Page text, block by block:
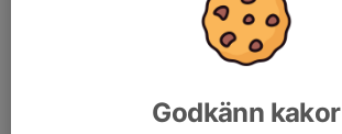
Godkänn kakor